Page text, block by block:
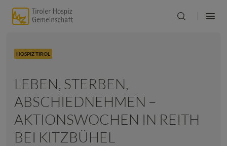
HOSPIZ TIROL
LEBEN, STERBEN,
ABSCHIEDNEHMEN –
AKTIONSWOCHEN IN REITH
BEI KITZBÜHEL